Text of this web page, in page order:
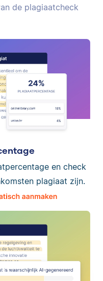
de plagiaatcheck
en check
plagiaat zijn.